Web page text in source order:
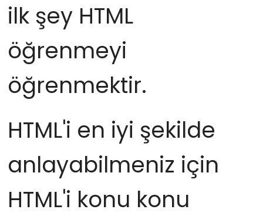
ilk şey HTML
öğrenmeyi
öğrenmektir.
HTML'i en iyi şekilde
anlayabilmeniz için
HTML'i konu konu